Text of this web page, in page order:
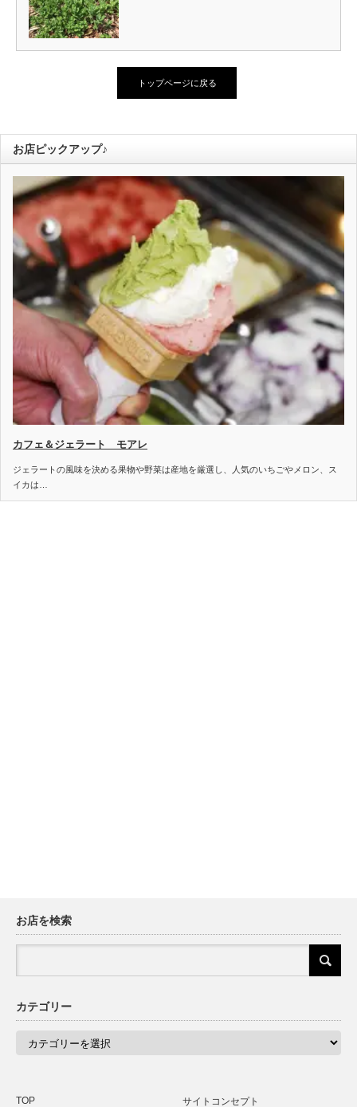
トップページに戻る
お店ピックアップ♪
カフェ＆ジェラート モアレ
ジェラートの風味を決める果物や野菜は産地を厳選し、人気のいちごやメロン、ス
イカは…
お店を検索
カテゴリー
TOP サイトコンセプト